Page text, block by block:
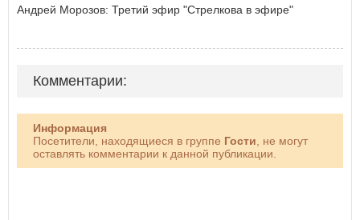
Андрей Морозов: Третий эфир "Стрелкова в эфире"
Комментарии:
Информация
Посетители, находящиеся в группе Гости , не могут
оставлять комментарии к данной публикации.